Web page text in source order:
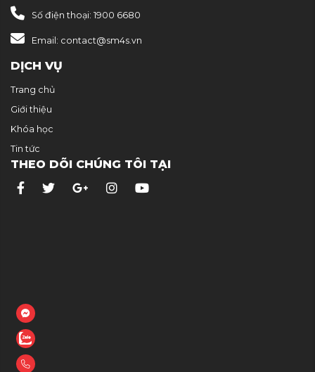
Số điện thoại: 1900 6680
Email: contact@sm4s.vn
DỊCH VỤ
Trang chủ
Giới thiệu
Khóa học
Tin tức
THEO DÕI CHÚNG TÔI TẠI